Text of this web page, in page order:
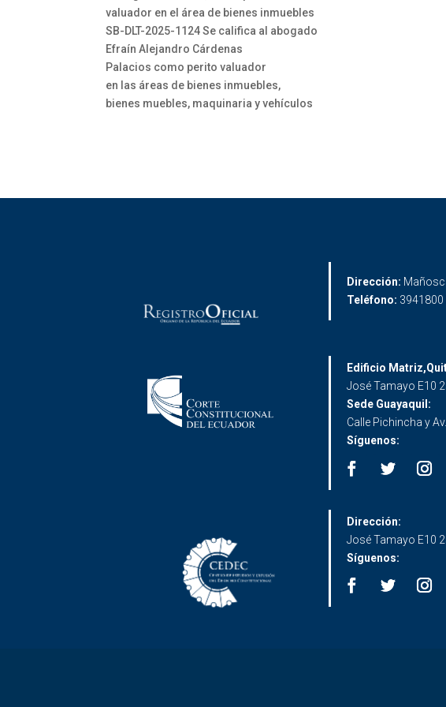
valuador en el área de bienes inmuebles
SB-DLT-2025-1124 Se califica al abogado
Efraín Alejandro Cárdenas
Palacios como perito valuador
en las áreas de bienes inmuebles,
bienes muebles, maquinaria y vehículos
Dirección:
Teléfono: 3941800
Edificio
José Tamayo E10
Sede Guayaquil:
Calle Pichincha y
Síguenos:
Dirección:
José Tamayo E10
Síguenos: